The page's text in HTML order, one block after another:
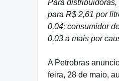
Para
para R$ 2,61 por
0,04; consumidor
0,03 a mais por
A Petrobras
feira, 28 de maio,